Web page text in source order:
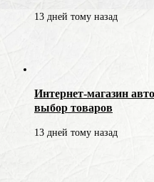
13 дней тому назад
Интернет-магазин
выбор товаров
13 дней тому назад